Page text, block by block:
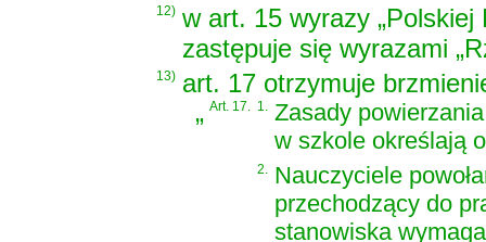
12) w art. 15 wyrazy „Polskiej
zastępuje się wyrazami
13) art. 17 otrzymuje
„Art. 17. 1.
Zasady
w szkole określają
2.
Nauczyciele
przechodzący do
stanowiska